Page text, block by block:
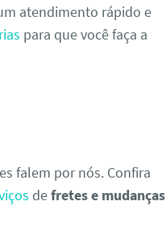
atendimento rápido e
para que você faça a
falem por nós. Confira
defretes e mudanças